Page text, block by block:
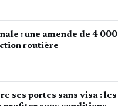
: une amende de 4 000
routière
ses portes sans visa : les